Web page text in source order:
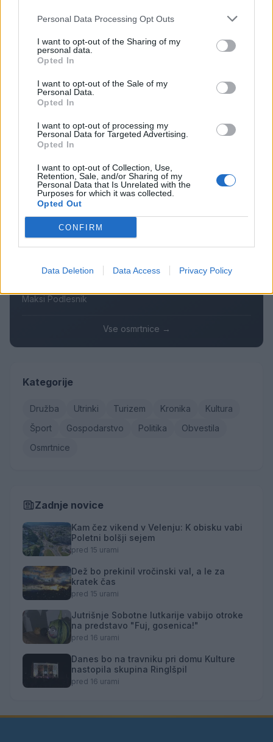
Personal Data Processing Opt Outs
I want to opt-out of the Sharing of my
personal data.
Opted In
I want to opt-out of the Sale of my
Personal Data.
Opted In
I want to opt-out of processing my
Personal Data for Targeted Advertising.
Opted In
I want to opt-out of Collection, Use,
Retention, Sale, and/or Sharing of my
Personal Data that Is Unrelated with the
Purposes for which it was collected.
Opted Out
CONFIRM
Data Deletion Data Access Privacy Policy
moškega udaril s steklenico in ga zabodel
(VIDEO) "Mislil sem, da je konec": Lastnik
Hrvaškem
Dopustniška drama: Policija pričakala letalo s
Korošico po pristanku
tri vozila
Prijava pogrešanja razkrila tragedijo: V hiši našli
Osmrtnice
Branko Golob
Roman Skale
Maksi Podlesnik
Vse osmrtnice →
Kategorije
Družba Utrinki Turizem Kronika
Kultura
Šport
Gospodarstvo Politika
Obvestila
Osmrtnice
Zadnje novice
Kam čez vikend v Velenju: K obisku vabi
Poletni bolšji sejem
pred 15 urami
Dež bo prekinil vročinski val, a le za
kratek čas
pred 15 urami
Jutrišnje Sobotne lutkarije vabijo otroke
na predstavo "Fuj, gosenica!"
pred 16 urami
Danes bo na travniku pri domu Kulture
nastopila skupina Ringlšpil
pred 16 urami